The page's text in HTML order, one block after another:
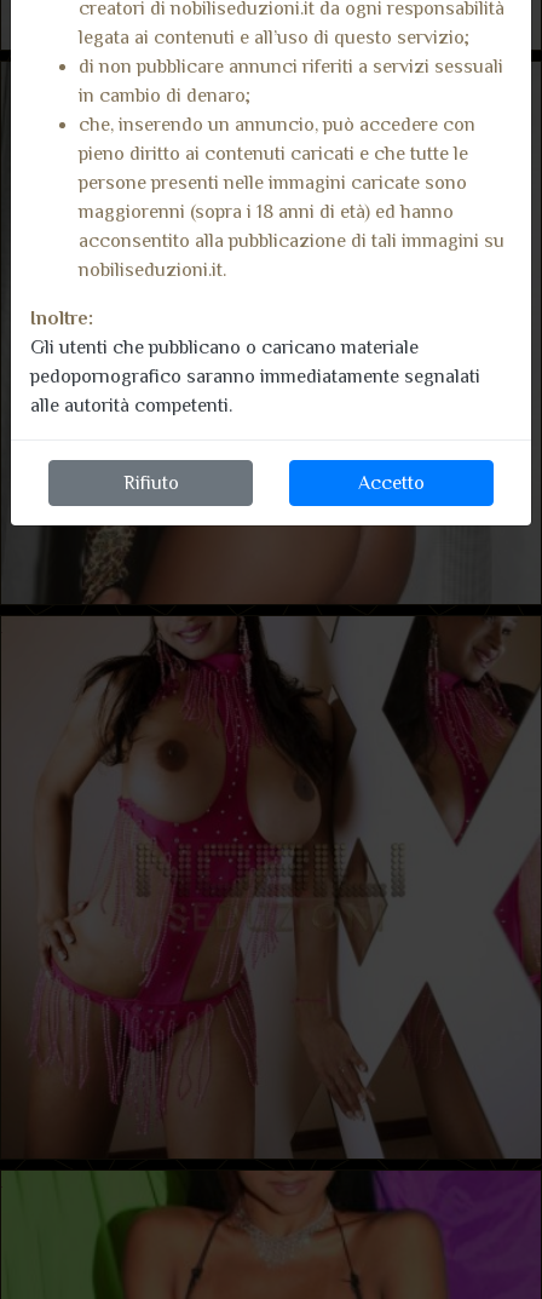
creatori di nobiliseduzioni.it da ogni responsabilità
legata ai contenuti e all’uso di questo servizio;
di non pubblicare annunci riferiti a servizi sessuali
in cambio di denaro;
che, inserendo un annuncio, può accedere con
pieno diritto ai contenuti caricati e che tutte le
persone presenti nelle immagini caricate sono
maggiorenni (sopra i 18 anni di età) ed hanno
acconsentito alla pubblicazione di tali immagini su
nobiliseduzioni.it.
Inoltre:
Gli utenti che pubblicano o caricano materiale
pedopornografico saranno immediatamente segnalati
alle autorità competenti.
Rifiuto Accetto